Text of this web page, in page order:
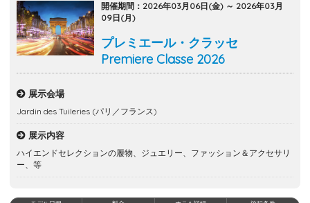
開催期間：2026年03月06日(金) ～ 2026年03月
09日(月)
プレミエール・クラッセ
Premiere Classe 2026
展示会場
Jardin des Tuileries (パリ／フランス)
展示内容
ハイエンドセレクションの履物、ジュエリー、ファッション＆アクセサリ
ー、等